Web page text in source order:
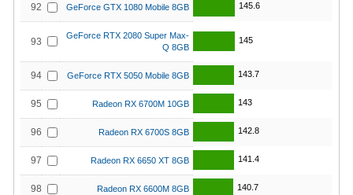
92 GeForce GTX 1080 Mobile 8GB 145.6
93
GeForce RTX 2080 Super Max-
Q 8GB
145
94 GeForce RTX 5050 Mobile 8GB 143.7
95 Radeon RX 6700M 10GB 143
96 Radeon RX 6700S 8GB 142.8
97 Radeon RX 6650 XT 8GB 141.4
98 Radeon RX 6600M 8GB 140.7